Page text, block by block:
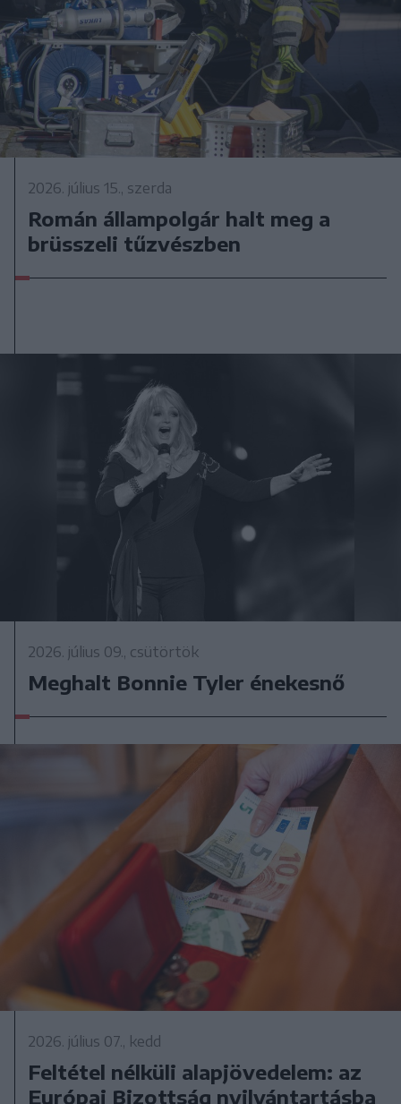
2026. július 15., szerda
Román állampolgár halt meg a
brüsszeli tűzvészben
2026. július 09., csütörtök
Meghalt Bonnie Tyler énekesnő
2026. július 07., kedd
Feltétel nélküli alapjövedelem: az
Európai Bizottság nyilvántartásba